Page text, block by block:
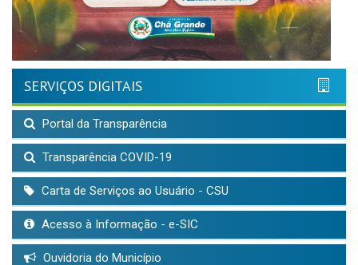
SERVIÇOS DIGITAIS
Portal da Transparência
Transparência COVID-19
Carta de Serviços ao Usuário - CSU
Acesso à Informação - e-SIC
Ouvidoria do Município